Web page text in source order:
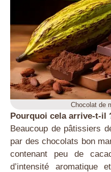
Chocolat de
Pourquoi cela arrive-t-il
Beaucoup de pâtissiers
par des chocolats bon
contenant peu de
d’intensité aromatique